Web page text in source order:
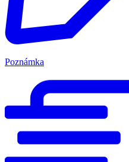
Poznámka